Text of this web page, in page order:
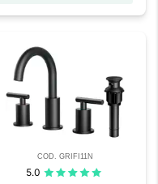
COD. GRIFI11N
5.0